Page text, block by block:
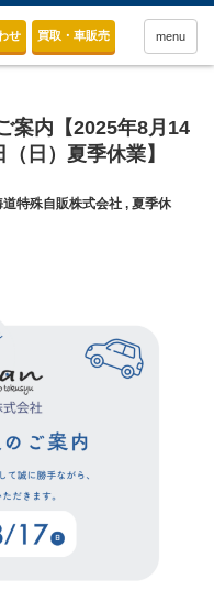
せ 買取・車販売 menu
案内【2025年8月14
日）夏季休業】
道特殊自販株式会社, 夏季休